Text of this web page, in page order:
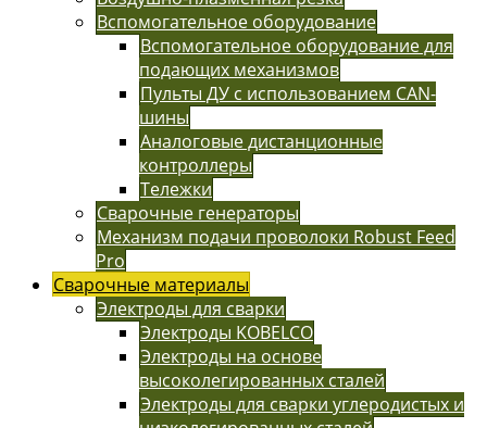
Вспомогательное оборудование
Вспомогательное оборудование для
подающих механизмов
Пульты ДУ с использованием CAN-
шины
Аналоговые дистанционные
контроллеры
Тележки
Сварочные генераторы
Механизм подачи проволоки Robust Feed
Pro
Сварочные материалы
Электроды для сварки
Электроды KOBELCO
Электроды на основе
высоколегированных сталей
Электроды для сварки углеродистых и